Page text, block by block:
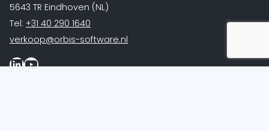
5643 TR Eindhoven (NL)
Tel: +31 40 290 1640
verkoop@orbis-software.nl
LinkedIn
Youtube